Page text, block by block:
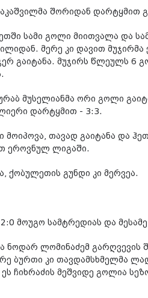
შორიდან დარტყმით
სამი გოლი მიითვალა და
მერე კი დავით მუჯირმა
გაიტანა. მუჯირს წლეულს 6
მუსელიანმა ორი გოლი
დარტყმით - 3:3.
მოიპოვა, თავად გაიტანა და
ეროვნულ ლიგაში.
ქობულეთის გუნდი კი მერვეა.
მოუგო სამტრედიას და
ნოდარ ლომინაძემ გარღვევის
ბურთი კი თავდამსხმელმა
ჩიხრაძის მეშვიდე გოლია